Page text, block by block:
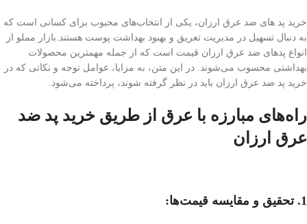
خرید پد های ضد عرق ارزان، یکی از انتخاب‌های محبوب برای کسانی است که
به دنبال تسهیل در مدیریت تعریق و بهبود بهداشت پوست هستند.بازار مملو از
انواع پد‌های ضد عرق ارزان قیمت است که از جمله مهمترین محصولات
بهداشتی محسوب می‌شوند. در این متن، به مزایا، عوامل توجه و نکاتی که در
خرید پد ضد عرق ارزان باید در نظر گرفته شوند، پرداخته می‌شود.
راه‌های مبارزه با عرق از طریق خرید پد ضد
عرق ارزان
1. تحقیق و مقایسه قیمت‌ها: